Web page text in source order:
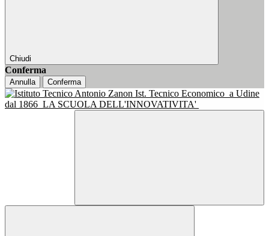
Chiudi
Conferma
Annulla Conferma
Ist. Tecnico Economico a Udine
dal 1866 LA SCUOLA DELL'INNOVATIVITA'